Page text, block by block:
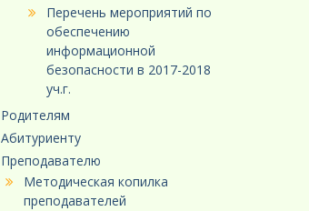
Перечень мероприятий по
обеспечению
информационной
безопасности в 2017-2018
уч.г.
Родителям
Абитуриенту
Преподавателю
Методическая копилка
преподавателей